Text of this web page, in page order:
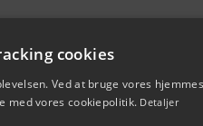
cookies
Ved at bruge vores
med vores cookiepolitik. Detaljer